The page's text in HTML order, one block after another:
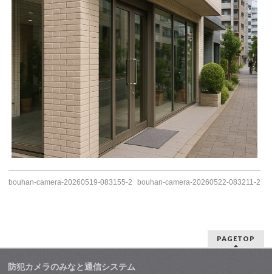
bouhan-camera-20260519-083155-2 bouhan-camera-20260522-083211-2
PAGETOP
防犯カメラのみなと通信システム